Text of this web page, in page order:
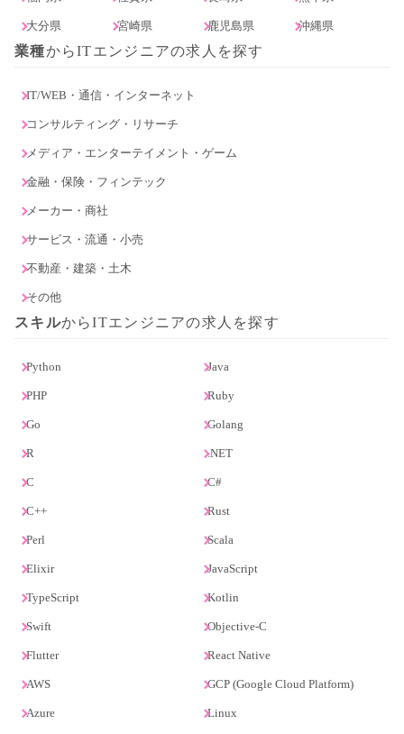
大分県 宮崎県 鹿児島県 沖縄県
業種からITエンジニアの求人を探す
IT/WEB・通信・インターネット
コンサルティング・リサーチ
メディア・エンターテイメント・ゲーム
金融・保険・フィンテック
メーカー・商社
サービス・流通・小売
不動産・建築・土木
その他
スキルからITエンジニアの求人を探す
Python Java
PHP Ruby
Go Golang
R .NET
C C#
C++ Rust
Perl Scala
Elixir JavaScript
TypeScript Kotlin
Swift Objective-C
Flutter React Native
AWS GCP (Google Cloud Platform)
Azure Linux